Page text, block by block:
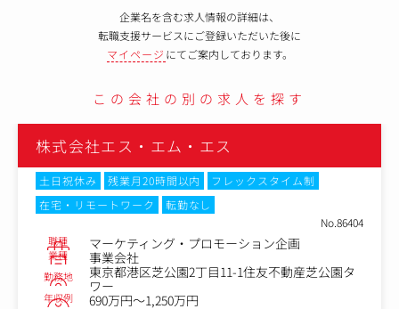
企業名を含む求人情報の詳細は、
転職支援サービスにご登録いただいた後に
マイページ にてご案内しております。
この会社の別の求人を探す
株式会社エス・エム・エス
土日祝休み 残業月20時間以内
フレックスタイム制
在宅・リモートワーク
転勤なし
No.86404
職種 マーケティング・プロモーション企画
業種 事業会社
勤務地
東京都港区芝公園2丁目11-1住友不動産芝公園タ
ワー
年収例
690万円～1,250万円